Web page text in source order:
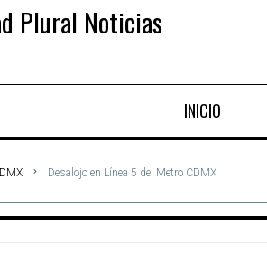
Plural Noticias
INICIO
Desalojo en Línea 5 del Metro CDMX